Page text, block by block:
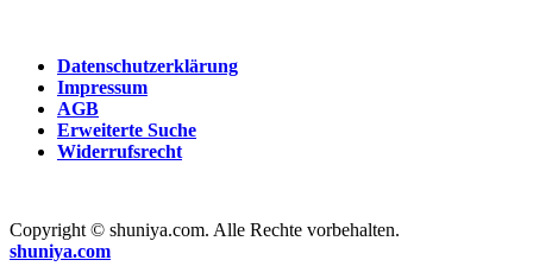
Datenschutzerklärung
Impressum
AGB
Erweiterte Suche
Widerrufsrecht
Copyright © shuniya.com. Alle Rechte vorbehalten.
shuniya.com